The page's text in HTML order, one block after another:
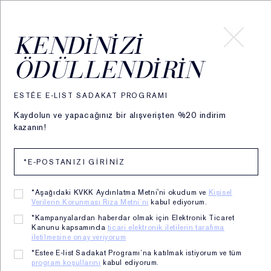
40 Yıllık Gece Bilimi
Uzmanlığı
dayanmaktadır.
Gece Bilimini Nasıl Biliyoruz:
KENDINIZI
ÖDÜLLENDIRIN
ESTÉE E-LIST SADAKAT PROGRAMI
Kaydolun ve yapacağınız bir alışverişten %20 indirim
kazanın!
*Aşağıdaki KVKK Aydınlatma Metni'ni okudum ve Kişisel
Verilerin Korunması Rıza Metni’ni kabul ediyorum.
*Kampanyalardan haberdar olmak için Elektronik Ticaret
Kanunu kapsamında ticari elektronik iletilerin tarafıma
iletilmesine onay veriyorum
*Estee E-list Sadakat Programı’na katılmak istiyorum ve tüm
program koşullarını kabul ediyorum.